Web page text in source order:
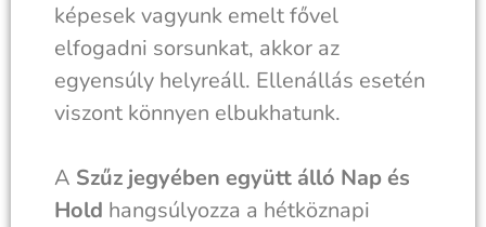
képesek vagyunk emelt fővel
elfogadni sorsunkat, akkor az
egyensúly helyreáll. Ellenállás esetén
viszont könnyen elbukhatunk.
A Szűz jegyében együtt álló Nap és
Hold hangsúlyozza a hétköznapi